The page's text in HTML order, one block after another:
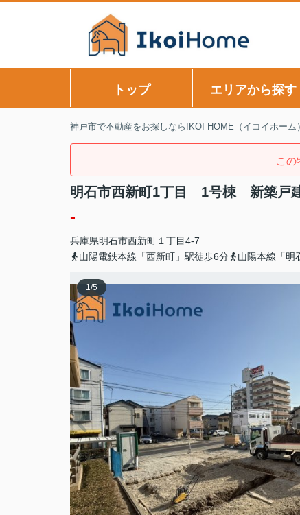
トップ エリアから探す
神戸市で不動産をお探しならIKOI HOME（イコイホーム）
この
明石市西新町1丁目 1号棟 新築戸
-
兵庫県明石市西新町 １丁目4-7
山陽電鉄本線「西新町」駅徒歩6分
山陽本線「明
1/5